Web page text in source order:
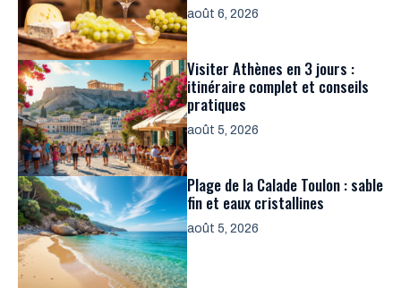
août 6, 2026
Visiter Athènes en 3 jours :
itinéraire complet et conseils
pratiques
août 5, 2026
Plage de la Calade Toulon : sable
fin et eaux cristallines
août 5, 2026